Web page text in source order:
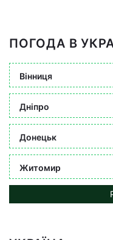
ПОГОДА В
Вінниця
Дніпро
Донецьк
Житомир